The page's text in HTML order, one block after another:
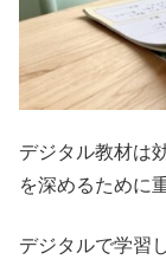
デジタル教材は
を深めるために
デジタルで学習